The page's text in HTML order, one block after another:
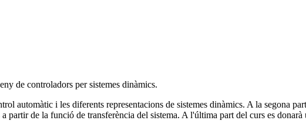
de controladors per sistemes dinàmics.
automàtic i les diferents representacions de sistemes dinàmics. A la segona
partir de la funció de transferència del sistema. A l'última part del curs es